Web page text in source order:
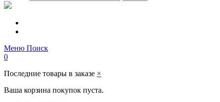
Меню Поиск
0
Последние товары в заказе ×
Ваша корзина покупок пуста.